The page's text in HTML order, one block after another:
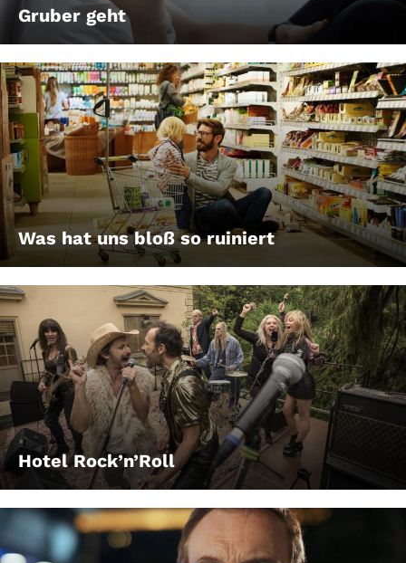
Gruber geht
Was hat uns bloß so ruiniert
Hotel Rock’n’Roll